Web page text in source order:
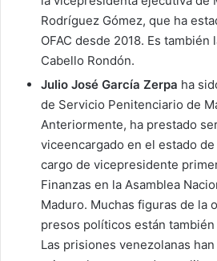
Rodríguez Gómez, que ha
OFAC desde 2018. Es también
Cabello Rondón.
Julio José García Zerpa ha
de Servicio Penitenciario de
Anteriormente, ha prestado
viceencargado en el estado
cargo de vicepresidente
Finanzas en la Asamblea
Maduro. Muchas figuras de la
presos políticos están
Las prisiones venezolanas